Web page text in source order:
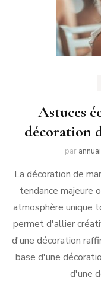
Astuces
décoration
par
La décoration de
tendance majeure
atmosphère unique
permet d'allier
d'une décoration
base d'une
d'une